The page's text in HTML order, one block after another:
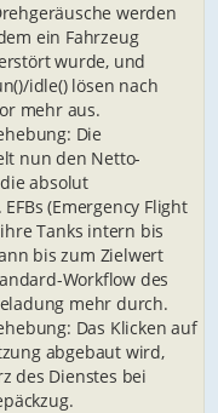
werden
ein Fahrzeug
wurde, und
idle() lösen nach
mehr aus.
Die
nun den Netto-
absolut
(Emergency Flight
Tanks intern bis
bis zum Zielwert
Workflow des
mehr durch.
Das Klicken auf
abgebaut wird,
des Dienstes bei